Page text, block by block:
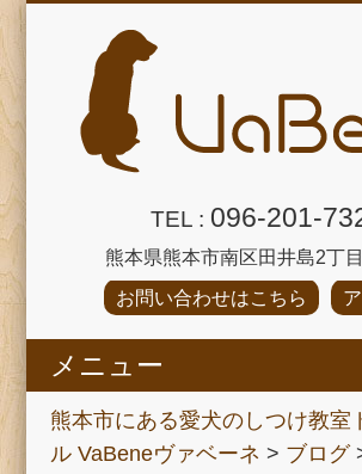
TEL : 096-201-
熊本県熊本市南区田井島2丁
お問い合わせはこちら
メニュー
HOME
VaBeneのご紹
しつけ教室
犬のほいくえ
パピーパーティ
飼い主塾
プロフィール
ブログ
熊本市にある愛犬のしつけ教室
ル VaBeneヴァベーネ > ブログ